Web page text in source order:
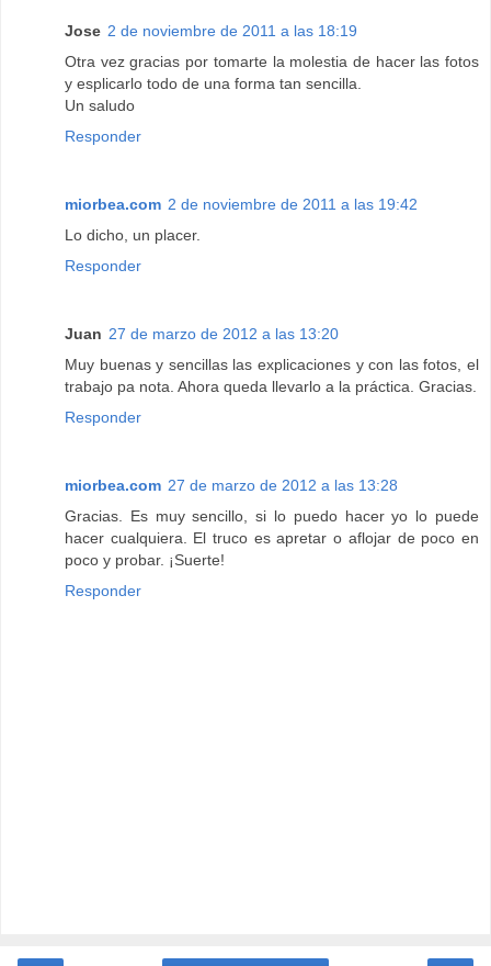
Jose 2 de noviembre de 2011 a las 18:19
Otra vez gracias por tomarte la molestia de hacer las fotos
y esplicarlo todo de una forma tan sencilla.
Un saludo
Responder
miorbea.com 2 de noviembre de 2011 a las 19:42
Lo dicho, un placer.
Responder
Juan 27 de marzo de 2012 a las 13:20
Muy buenas y sencillas las explicaciones y con las fotos, el
trabajo pa nota. Ahora queda llevarlo a la práctica. Gracias.
Responder
miorbea.com 27 de marzo de 2012 a las 13:28
Gracias. Es muy sencillo, si lo puedo hacer yo lo puede
hacer cualquiera. El truco es apretar o aflojar de poco en
poco y probar. ¡Suerte!
Responder